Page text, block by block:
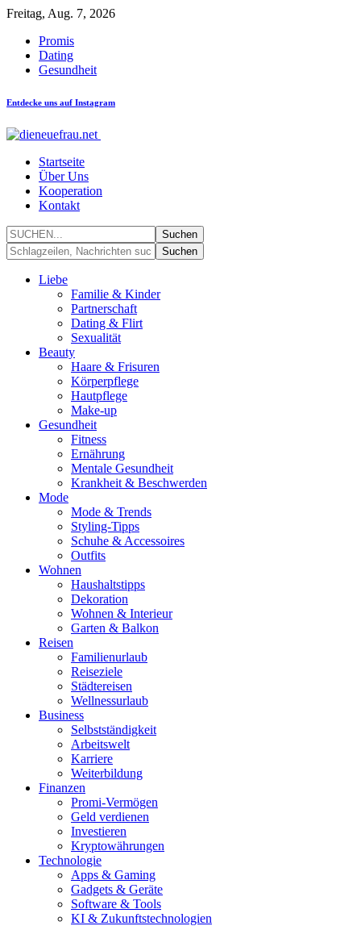
Freitag, Aug. 7, 2026
Promis
Dating
Gesundheit
Entdecke uns auf Instagram
Startseite
Über Uns
Kooperation
Kontakt
Liebe
Familie & Kinder
Partnerschaft
Dating & Flirt
Sexualität
Beauty
Haare & Frisuren
Körperpflege
Hautpflege
Make-up
Gesundheit
Fitness
Ernährung
Mentale Gesundheit
Krankheit & Beschwerden
Mode
Mode & Trends
Styling-Tipps
Schuhe & Accessoires
Outfits
Wohnen
Haushaltstipps
Dekoration
Wohnen & Interieur
Garten & Balkon
Reisen
Familienurlaub
Reiseziele
Städtereisen
Wellnessurlaub
Business
Selbstständigkeit
Arbeitswelt
Karriere
Weiterbildung
Finanzen
Promi-Vermögen
Geld verdienen
Investieren
Kryptowährungen
Technologie
Apps & Gaming
Gadgets & Geräte
Software & Tools
KI & Zukunftstechnologien